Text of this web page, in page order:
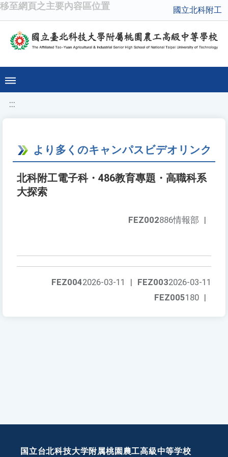
移至網頁之主要內容區位置 國立北科附工
:::
より多くのキャンパスビデオリンク
北科附工電子科・486教育專題・高職科系
大探索
FEZ002886情報部 |
FEZ0032026-03-11
FEZ0042026-03-11
|
FEZ005180 |
国立台北科技大学附属桃園農工高級中等学校